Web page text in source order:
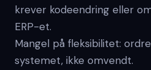
krever kodeendring eller
ERP-et.
Mangel på fleksibilitet:
systemet, ikke omvendt.